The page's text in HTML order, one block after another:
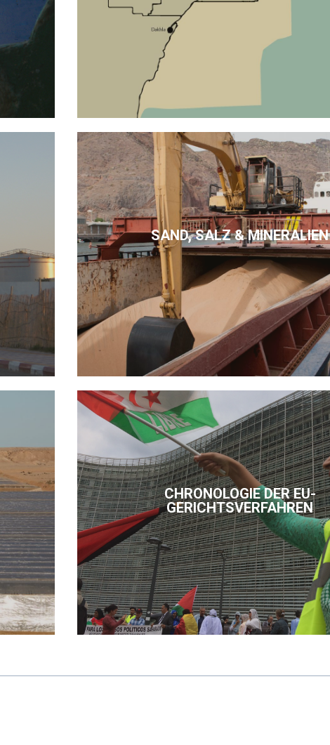
SAND, SALZ & MINERALIEN
CHRONOLOGIE DER EU-
GERICHTSVERFAHREN